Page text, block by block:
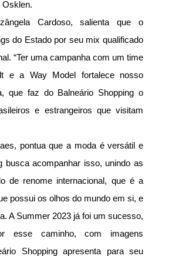
Osklen.
Cardoso, salienta que o
do Estado por seu mix qualificado
“Ter uma campanha com um time
e a Way Model fortalece nosso
que faz do Balneário Shopping o
e estrangeiros que visitam
pontua que a moda é versátil e
busca acompanhar isso, unindo as
de renome internacional, que é a
possui os olhos do mundo em si, e
A Summer 2023 já foi um sucesso,
esse caminho, com imagens
Shopping apresenta para seu